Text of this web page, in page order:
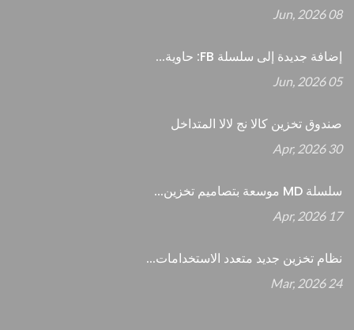
08 Jun, 2026
إضافة جديدة إلى سلسلة FB: حاوية...
05 Jun, 2026
صندوق تخزين كالا نج لالا المتداخل
30 Apr, 2026
سلسلة MD موسعة بتصاميم تخزين...
17 Apr, 2026
نظام تخزين جديد متعدد الاستخدامات...
24 Mar, 2026